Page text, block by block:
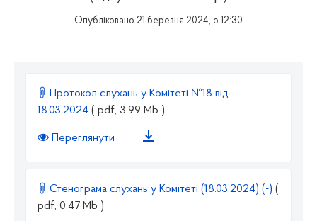
Опубліковано 21 березня 2024, о 12:30
Протокол слухань у Комітеті №18 від
18.03.2024 ( pdf, 3.99 Mb )
Переглянути
Стенограма слухань у Комітеті (18.03.2024) (-) (
pdf, 0.47 Mb )